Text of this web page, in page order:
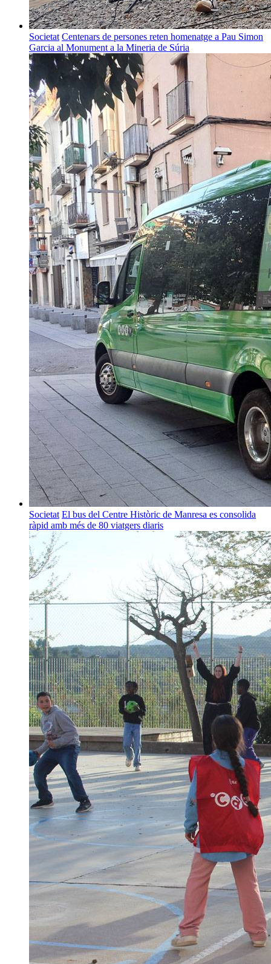
Societat Centenars de persones reten homenatge a Pau Simon
Garcia al Monument a la Mineria de Súria
Societat El bus del Centre Històric de Manresa es consolida
ràpid amb més de 80 viatgers diaris